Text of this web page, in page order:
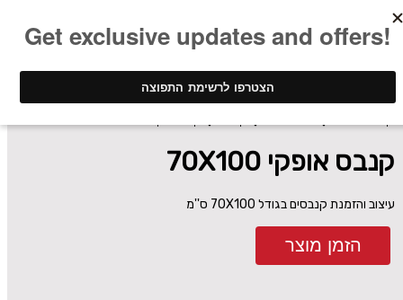
קנבס אופקי 70X100
עיצוב והזמנת קנבסים בגודל 70X100 ס''מ
הזמן מוצר